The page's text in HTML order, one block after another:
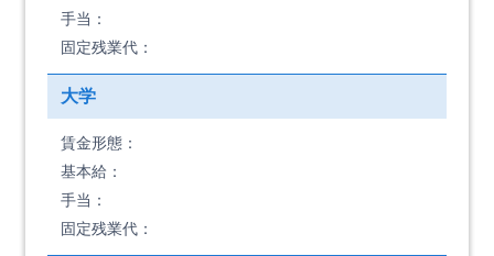
手当：
固定残業代：
大学
賃金形態：
基本給：
手当：
固定残業代：